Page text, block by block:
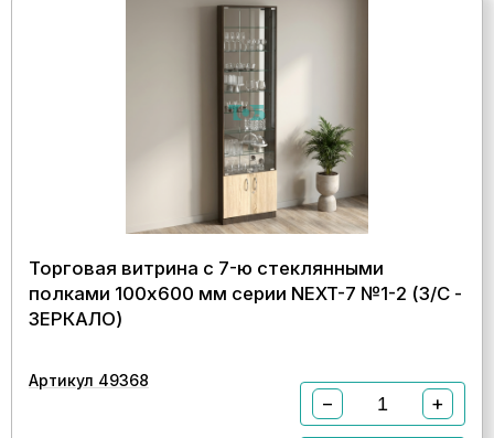
Торговая витрина с 7-ю стеклянными
полками 100x600 мм серии NEXT-7 №1-2 (З/C -
ЗЕРКАЛО)
Артикул 49368
− +